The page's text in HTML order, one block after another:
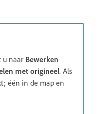
u naar Bewerken
met origineel. Als
één in de map en